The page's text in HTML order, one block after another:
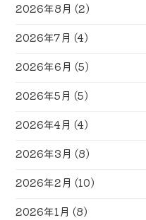
2026年8月 (2)
2026年7月 (4)
2026年6月 (5)
2026年5月 (5)
2026年4月 (4)
2026年3月 (8)
2026年2月 (10)
2026年1月 (8)